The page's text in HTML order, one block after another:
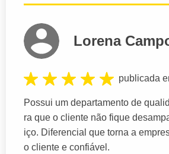
Lorena
publicada
Possui um departamento de
ra que o cliente não fique
iço. Diferencial que torna a
o cliente e confiável.